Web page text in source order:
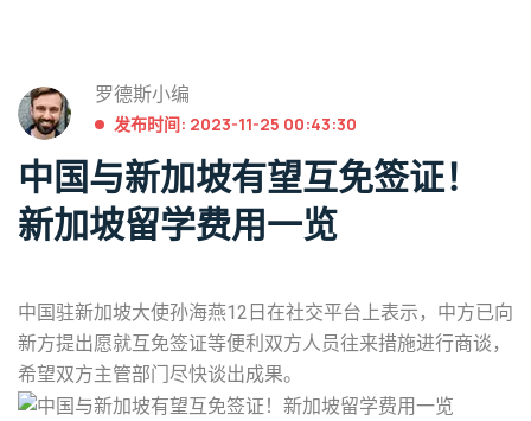
罗德斯小编
发布时间: 2023-11-25 00:43:30
中国与新加坡有望互免签证！
新加坡留学费用一览
中国驻新加坡大使孙海燕12日在社交平台上表示，中方已向
新方提出愿就互免签证等便利双方人员往来措施进行商谈，
希望双方主管部门尽快谈出成果。